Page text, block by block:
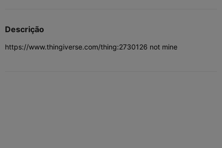
Descrição
https://www.thingiverse.com/thing:2730126 not mine